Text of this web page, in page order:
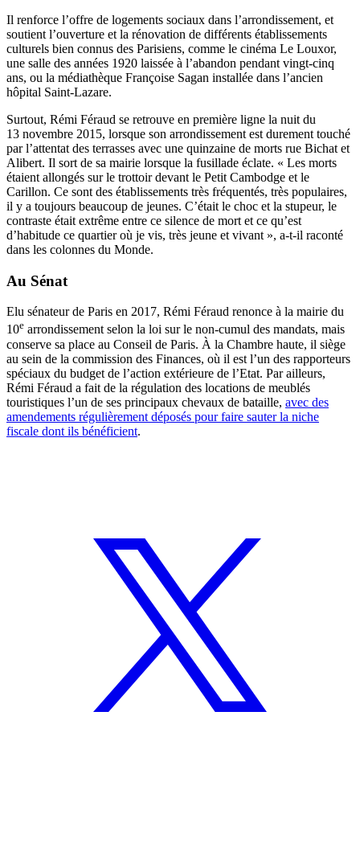
Il renforce l’offre de logements sociaux dans l’arrondissement, et
soutient l’ouverture et la rénovation de différents établissements
culturels bien connus des Parisiens, comme le cinéma Le Louxor,
une salle des années 1920 laissée à l’abandon pendant vingt-cinq
ans, ou la médiathèque Françoise Sagan installée dans l’ancien
hôpital Saint-Lazare.
Surtout, Rémi Féraud se retrouve en première ligne la nuit du
13 novembre 2015, lorsque son arrondissement est durement touché
par l’attentat des terrasses avec une quinzaine de morts rue Bichat et
Alibert. Il sort de sa mairie lorsque la fusillade éclate. « Les morts
étaient allongés sur le trottoir devant le Petit Cambodge et le
Carillon. Ce sont des établissements très fréquentés, très populaires,
il y a toujours beaucoup de jeunes. C’était le choc et la stupeur, le
contraste était extrême entre ce silence de mort et ce qu’est
d’habitude ce quartier où je vis, très jeune et vivant », a-t-il raconté
dans les colonnes du Monde.
Au Sénat
Elu sénateur de Paris en 2017, Rémi Féraud renonce à la mairie du
10e arrondissement selon la loi sur le non-cumul des mandats, mais
conserve sa place au Conseil de Paris. À la Chambre haute, il siège
au sein de la commission des Finances, où il est l’un des rapporteurs
spéciaux du budget de l’action extérieure de l’Etat. Par ailleurs,
Rémi Féraud a fait de la régulation des locations de meublés
touristiques l’un de ses principaux chevaux de bataille, avec des
amendements régulièrement déposés pour faire sauter la niche
fiscale dont ils bénéficient.